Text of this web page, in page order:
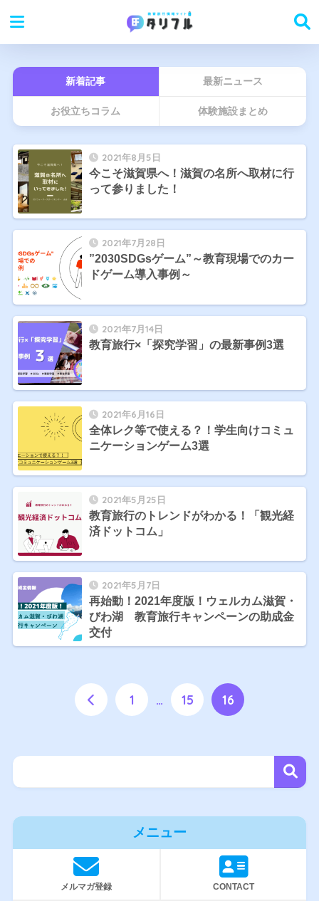
新着記事 最新ニュース
お役立ちコラム 体験施設まとめ
2021年8月5日
今こそ滋賀県へ！滋賀の名所へ取材に行
って参りました！
2021年7月28日
”2030SDGsゲーム”～教育現場でのカー
ドゲーム導入事例～
2021年7月14日
教育旅行×「探究学習」の最新事例3選
2021年6月16日
全体レク等で使える？！学生向けコミュ
ニケーションゲーム3選
2021年5月25日
教育旅行のトレンドがわかる！「観光経
済ドットコム」
2021年5月7日
再始動！2021年度版！ウェルカム滋賀・
びわ湖 教育旅行キャンペーンの助成金
交付
1 … 15 16
メニュー
メルマガ登録 CONTACT